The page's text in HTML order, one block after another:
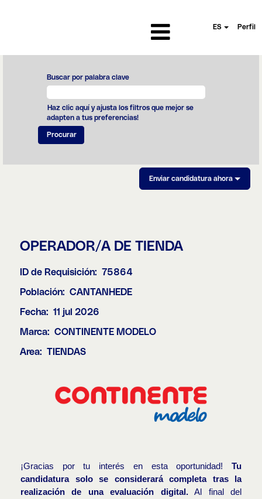
ES Perfil
Buscar por palabra clave
Haz clic aquí y ajusta los filtros que mejor se
adapten a tus preferencias!
Enviar candidatura ahora
OPERADOR/A DE TIENDA
ID de Requisición: 75864
Población: CANTANHEDE
Fecha: 11 jul 2026
Marca: CONTINENTE MODELO
Area: TIENDAS
¡Gracias por tu interés en esta oportunidad! Tu
candidatura solo se considerará completa tras la
realización de una evaluación digital.Al final del